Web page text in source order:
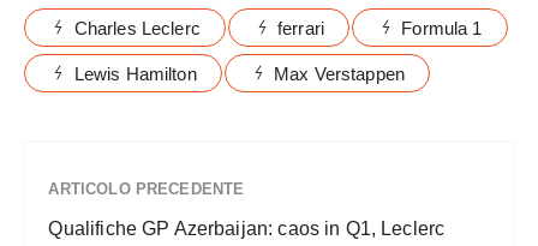
Charles Leclerc ferrari Formula 1
Lewis Hamilton Max Verstappen
ARTICOLO PRECEDENTE
Qualifiche GP Azerbaijan: caos in Q1, Leclerc